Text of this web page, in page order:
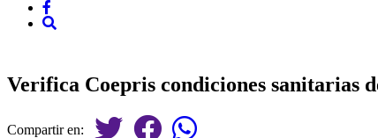
Verifica Coepris condiciones sanitarias
Compartir en: